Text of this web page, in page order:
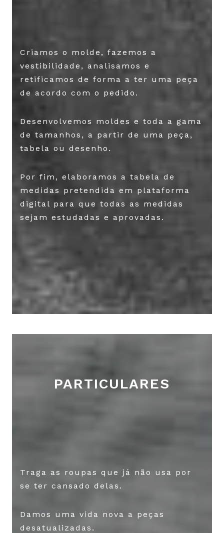
Criamos o molde, fazemos a
vestibilidade, analisamos e
retificamos de forma a ter uma peça
de acordo com o pedido.
Desenvolvemos moldes e toda a gama
de tamanhos, a partir de uma peça,
tabela ou desenho.
Por fim, elaboramos a tabela de
medidas pretendida em plataforma
digital para que todas as medidas
sejam estudadas e aprovadas.
PARTICULARES
Traga as roupas que já não usa por
se ter cansado delas.
Damos uma vida nova a peças
desatualizadas.